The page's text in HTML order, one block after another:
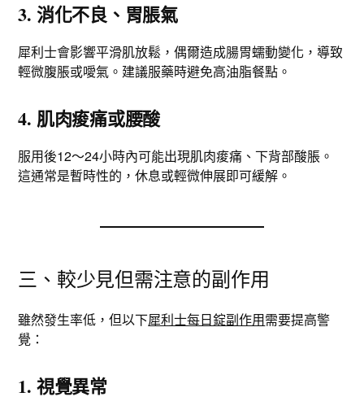
3. 消化不良、胃脹氣
犀利士會影響平滑肌放鬆，偶爾造成腸胃蠕動變化，導致
輕微腹脹或噯氣。建議服藥時避免高油脂餐點。
4. 肌肉痠痛或腰酸
服用後12～24小時內可能出現肌肉痠痛、下背部酸脹。
這通常是暫時性的，休息或輕微伸展即可緩解。
三、較少見但需注意的副作用
雖然發生率低，但以下犀利士每日錠副作用需要提高警
覺：
1. 視覺異常